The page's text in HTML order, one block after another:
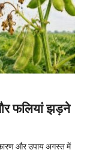
फलियां झड़ने
और उपाय अगस्त में